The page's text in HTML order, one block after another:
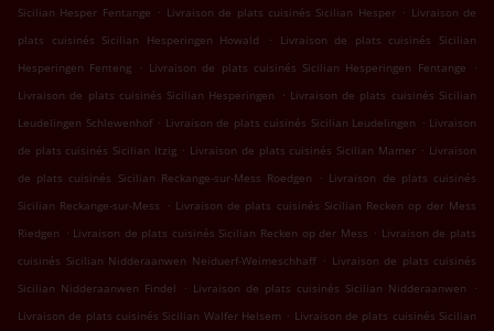
Sicilian Hesper Fentange . Livraison de plats cuisinés Sicilian Hesper . Livraison de
plats cuisinés Sicilian Hesperingen Howald
.
Livraison de plats cuisinés Sicilian
Hesperingen Fenteng
. Livraison de plats cuisinés Sicilian Hesperingen Fentange
.
Livraison de plats cuisinés Sicilian Hesperingen
. Livraison de plats cuisinés Sicilian
Leudelingen Schlewenhof . Livraison de plats cuisinés Sicilian Leudelingen . Livraison
de plats cuisinés Sicilian Itzig . Livraison de plats cuisinés Sicilian Mamer . Livraison
de plats cuisinés Sicilian Reckange-sur-Mess Roedgen
. Livraison de plats cuisinés
Sicilian Reckange-sur-Mess
. Livraison de plats cuisinés Sicilian Recken op der Mess
Riedgen . Livraison de plats cuisinés Sicilian Recken op der Mess . Livraison de plats
cuisinés Sicilian Nidderaanwen Neiduerf-Weimeschhaff . Livraison de plats cuisinés
Sicilian Nidderaanwen Findel
. Livraison de plats cuisinés Sicilian Nidderaanwen
.
Livraison de plats cuisinés Sicilian Walfer Helsem . Livraison de plats cuisinés Sicilian